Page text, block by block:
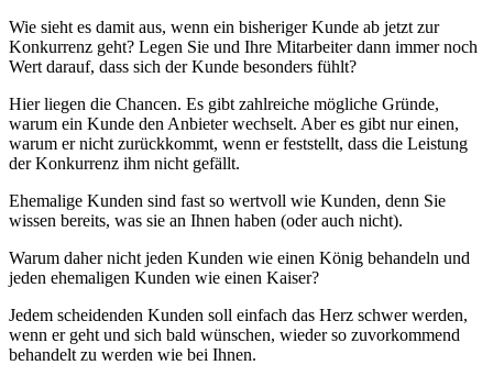
Wie sieht es damit aus, wenn ein bisheriger Kunde ab jetzt zur
Konkurrenz geht? Legen Sie und Ihre Mitarbeiter dann immer noch
Wert darauf, dass sich der Kunde besonders fühlt?
Hier liegen die Chancen. Es gibt zahlreiche mögliche Gründe,
warum ein Kunde den Anbieter wechselt. Aber es gibt nur einen,
warum er nicht zurückkommt, wenn er feststellt, dass die Leistung
der Konkurrenz ihm nicht gefällt.
Ehemalige Kunden sind fast so wertvoll wie Kunden, denn Sie
wissen bereits, was sie an Ihnen haben (oder auch nicht).
Warum daher nicht jeden Kunden wie einen König behandeln und
jeden ehemaligen Kunden wie einen Kaiser?
Jedem scheidenden Kunden soll einfach das Herz schwer werden,
wenn er geht und sich bald wünschen, wieder so zuvorkommend
behandelt zu werden wie bei Ihnen.